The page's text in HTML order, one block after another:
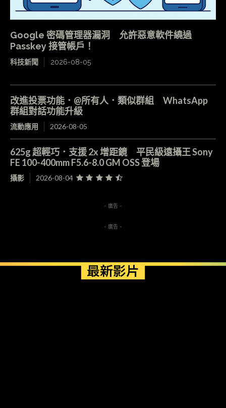
Google 密碼管理器漏洞 允許惡意軟件繞過
Passkey 接管帳戶！
科技新聞 2026-08-05
改進投票功能．@所有人．類似群組 WhatsApp
群組對話功能升級
流動應用 2026-08-05
625g 超輕巧．支援 2x 增距鏡 平民級遠攝王 Sony
FE 100-400mm F5.6-8.0 GM OSS 登場
攝影 2026-08-04
- 廣告 -
- 廣告 -
最新影片